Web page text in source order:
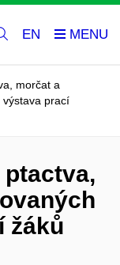
EN
morčat a
prací
žáků